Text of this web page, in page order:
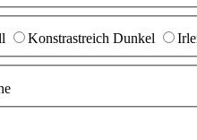
Konstrastreich Dunkel